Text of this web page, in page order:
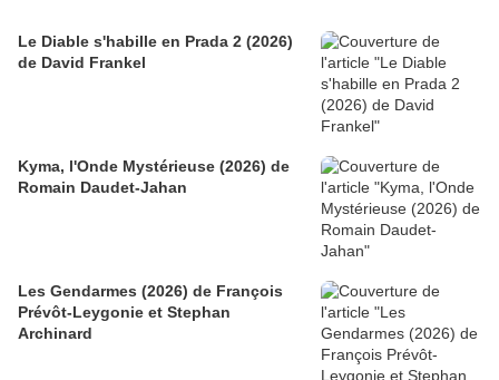
Le Diable s'habille en Prada 2 (2026)
de David Frankel
Kyma, l'Onde Mystérieuse (2026) de
Romain Daudet-Jahan
Les Gendarmes (2026) de François
Prévôt-Leygonie et Stephan
Archinard